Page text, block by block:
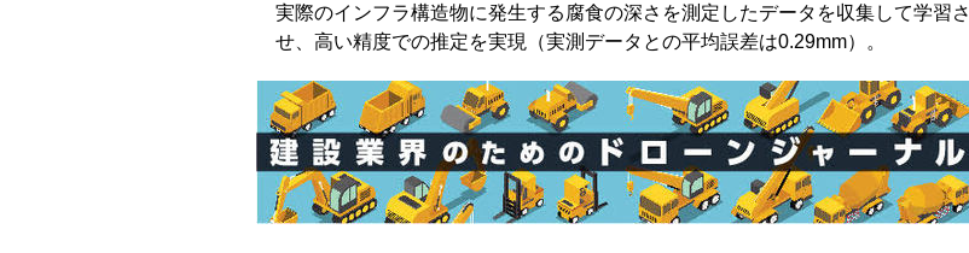
実際のインフラ構造物に発生する腐食の深さを測定したデータを収集して学習さ
せ、高い精度での推定を実現（実測データとの平均誤差は0.29mm）。